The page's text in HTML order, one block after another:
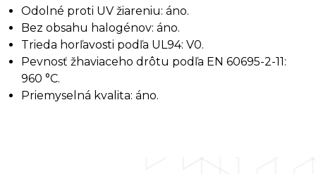
Odolné proti UV žiareniu: áno.
Bez obsahu halogénov: áno.
Trieda horľavosti podľa UL94: V0.
Pevnosť žhaviaceho drôtu podľa EN 60695-2-11:
960 °C.
Priemyselná kvalita: áno.